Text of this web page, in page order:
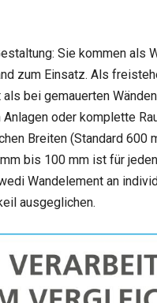
Sie kommen als
zum Einsatz. Als
bei gemauerten
oder komplette
Breiten (Standard 600
bis 100 mm ist für
Wandelement an
ausgeglichen.